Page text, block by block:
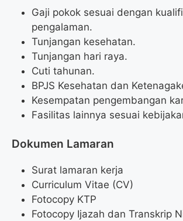
Gaji pokok sesuai dengan
pengalaman.
Tunjangan kesehatan.
Tunjangan hari raya.
Cuti tahunan.
BPJS Kesehatan dan
Kesempatan pengembangan
Fasilitas lainnya sesuai
Dokumen Lamaran
Surat lamaran kerja
Curriculum Vitae (CV)
Fotocopy KTP
Fotocopy Ijazah dan Transkrip